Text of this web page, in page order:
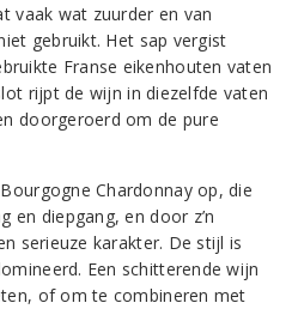
vaak wat zuurder en van
gebruikt. Het sap vergist
Franse eikenhouten vaten
rijpt de wijn in diezelfde vaten
doorgeroerd om de pure
Chardonnay op, die
en diepgang, en door z’n
serieuze karakter. De stijl is
Een schitterende wijn
of om te combineren met